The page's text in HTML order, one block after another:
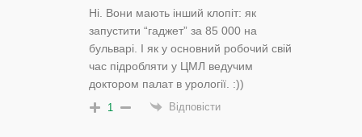
Ні. Вони мають інший клопіт: як
запустити “гаджет” за 85 000 на
бульварі. І як у основний робочий свій
час підробляти у ЦМЛ ведучим
доктором палат в урології. :))
1 Відповісти